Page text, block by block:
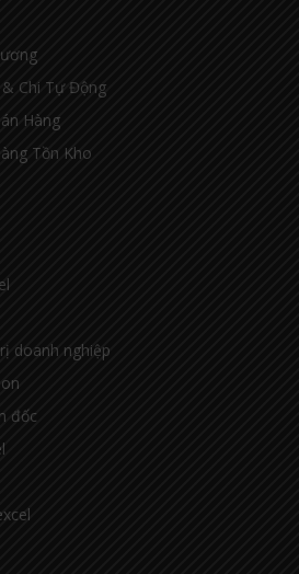
& Chi Tự Động
Hàng
Tồn Kho
doanh nghiệp
đốc